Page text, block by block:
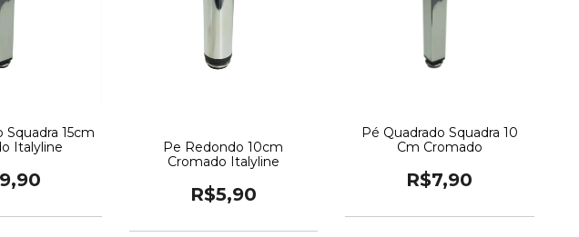
Squadra 15cm
Italyline
Pe Redondo 10cm
Cromado Italyline
R$5,90
Pé Quadrado Squadra 10
Cm Cromado
R$7,90